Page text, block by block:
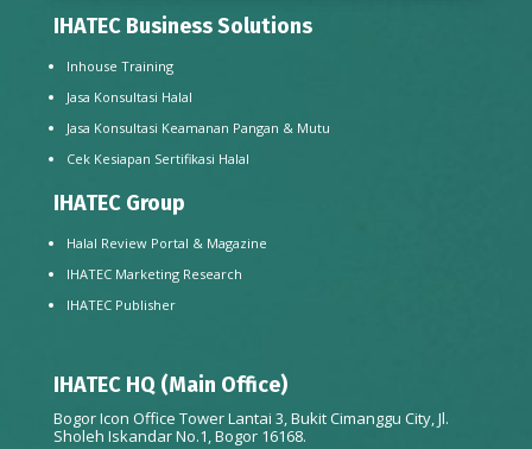
IHATEC Business Solutions
Inhouse Training
Jasa Konsultasi Halal
Jasa Konsultasi Keamanan Pangan & Mutu
Cek Kesiapan Sertifikasi Halal
IHATEC Group
Halal Review Portal & Magazine
IHATEC Marketing Research
IHATEC Publisher
IHATEC HQ (Main Office)
Bogor Icon Office Tower Lantai 3, Bukit Cimanggu City, Jl.
Sholeh Iskandar No.1, Bogor 16168.